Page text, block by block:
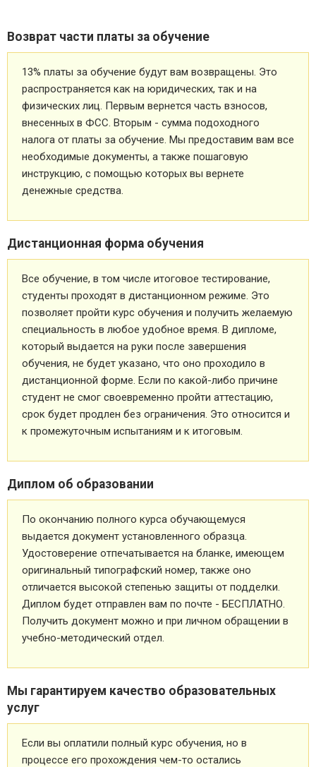
Возврат части платы за обучение
13% платы за обучение будут вам возвращены. Это
распространяется как на юридических, так и на
физических лиц. Первым вернется часть взносов,
внесенных в ФСС. Вторым - сумма подоходного
налога от платы за обучение. Мы предоставим вам все
необходимые документы, а также пошаговую
инструкцию, с помощью которых вы вернете
денежные средства.
Дистанционная форма обучения
Все обучение, в том числе итоговое тестирование,
студенты проходят в дистанционном режиме. Это
позволяет пройти курс обучения и получить желаемую
специальность в любое удобное время. В дипломе,
который выдается на руки после завершения
обучения, не будет указано, что оно проходило в
дистанционной форме. Если по какой-либо причине
студент не смог своевременно пройти аттестацию,
срок будет продлен без ограничения. Это относится и
к промежуточным испытаниям и к итоговым.
Диплом об образовании
По окончанию полного курса обучающемуся
выдается документ установленного образца.
Удостоверение отпечатывается на бланке, имеющем
оригинальный типографский номер, также оно
отличается высокой степенью защиты от подделки.
Диплом будет отправлен вам по почте - БЕСПЛАТНО.
Получить документ можно и при личном обращении в
учебно-методический отдел.
Мы гарантируем качество образовательных
услуг
Если вы оплатили полный курс обучения, но в
процессе его прохождения чем-то остались